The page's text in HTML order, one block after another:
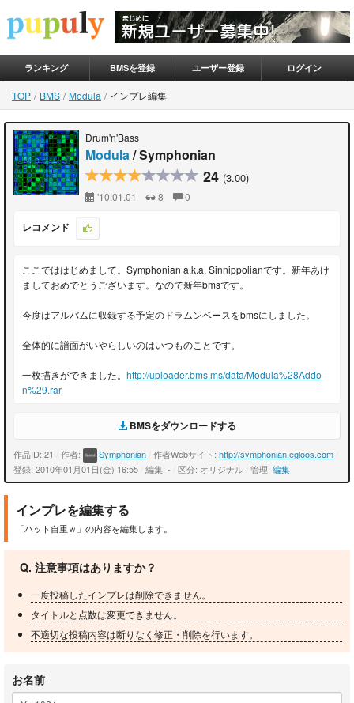
ランキング BMSを登録 ユーザー登録 ログイン
TOP BMS Modula インプレ編集
Drum'n'Bass
Modula/ Symphonian
24 (3.00)
'10.01.01 8 0
レコメンド
ここでははじめまして。Symphonian a.k.a. Sinnippolianです。新年あけ
ましておめでとうございます。なので新年bmsです。
今度はアルバムに収録する予定のドラムンベースをbmsにしました。
全体的に譜面がいやらしいのはいつものことです。
一枚描きができました。 http://uploader.bms.ms/data/Modula%28Addo
n%29.rar
BMSをダウンロードする
作品ID: 21 作者: Symphonian 作者Webサイト: http://symphonian.egloos.com
登録: 2010年01月01日(金) 16:55 編集: - 区分: オリジナル 管理: 編集
インプレを編集する
「ハット自重ｗ」の内容を編集します。
Q. 注意事項はありますか？
一度投稿したインプレは削除できません。
タイトルと点数は変更できません。
不適切な投稿内容は断りなく修正・削除を行います。
お名前